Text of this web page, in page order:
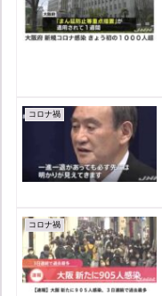
コロナ禍
コロナ禍